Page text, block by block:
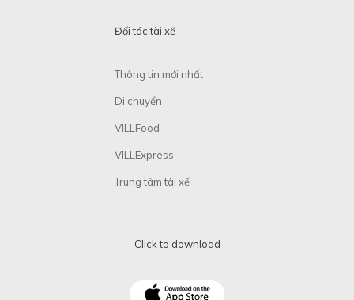
Đối tác tài xế
Thông tin mới nhất
Di chuyển
VILLFood
VILLExpress
Trung tâm tài xế
Click to download